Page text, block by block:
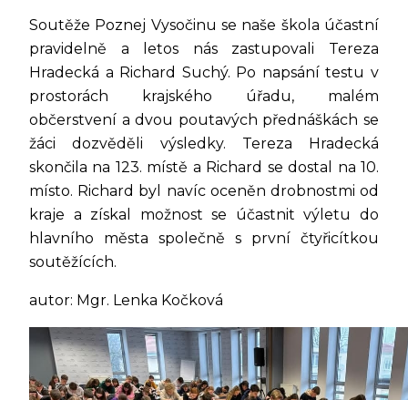
Soutěže Poznej Vysočinu se naše škola účastní
pravidelně a letos nás zastupovali Tereza
Hradecká a Richard Suchý. Po napsání testu v
prostorách krajského úřadu, malém
občerstvení a dvou poutavých přednáškách se
žáci dozvěděli výsledky. Tereza Hradecká
skončila na 123. místě a Richard se dostal na 10.
místo. Richard byl navíc oceněn drobnostmi od
kraje a získal možnost se účastnit výletu do
hlavního města společně s první čtyřicítkou
soutěžících.
autor: Mgr. Lenka Kočková